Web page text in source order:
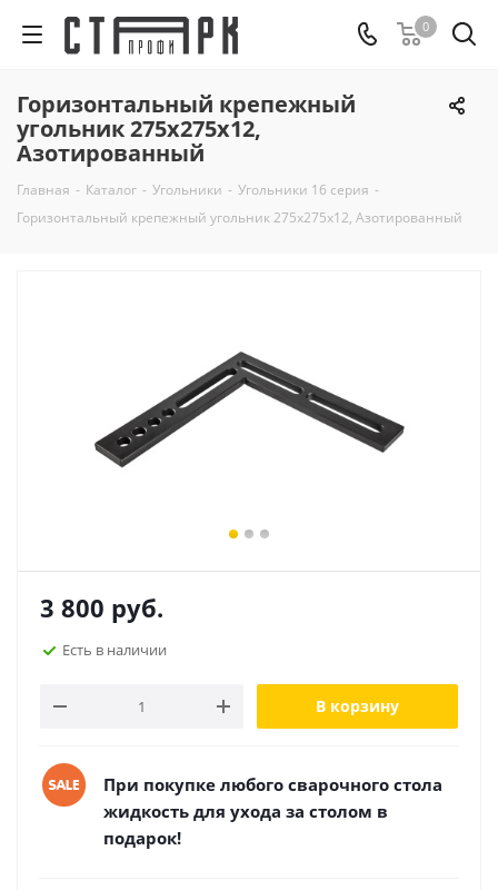
0
Горизонтальный крепежный
угольник 275х275х12,
Азотированный
Главная - Каталог - Угольники - Угольники 16 серия -
Горизонтальный крепежный угольник 275х275х12, Азотированный
3 800 руб.
Есть в наличии
В корзину
При покупке любого сварочного стола
жидкость для ухода за столом в
подарок!